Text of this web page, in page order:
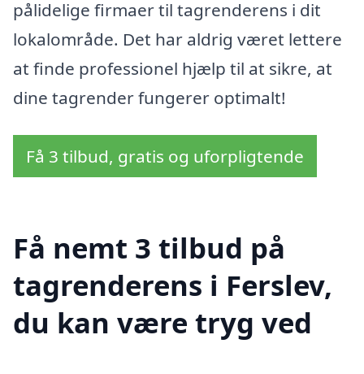
pålidelige firmaer til tagrenderens i dit
lokalområde. Det har aldrig været lettere
at finde professionel hjælp til at sikre, at
dine tagrender fungerer optimalt!
Få 3 tilbud, gratis og uforpligtende
Få nemt 3 tilbud på
tagrenderens i Ferslev,
du kan være tryg ved